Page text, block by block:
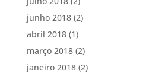
junho 2018(2)
abril 2018(1)
março 2018(2)
janeiro 2018(2)